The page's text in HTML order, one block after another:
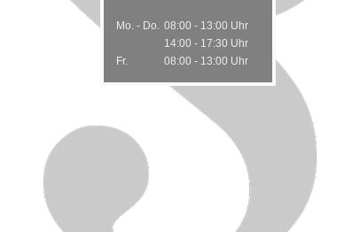
Mo. - Do. 08:00 - 13:00 Uhr
14:00 - 17:30 Uhr
Fr.
08:00 - 13:00 Uhr